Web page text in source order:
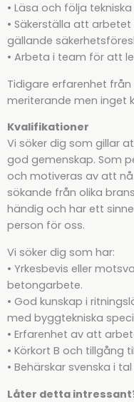
• Läsa och följa
• Säkerställa att
gällande
• Arbeta i team för att
Tidigare erfarenhet
meriterande men inget
Kvalifikationer
Vi söker dig som gillar
god gemenskap. Som
och motiveras av att
sökande från olika
händig och har ett
person för oss.
Vi söker dig som har:
• Yrkesbevis eller
betongarbete.
• God kunskap i
med byggtekniska
• Erfarenhet av att
• Körkort B och tillgång
• Behärskar svenska i
Låter detta